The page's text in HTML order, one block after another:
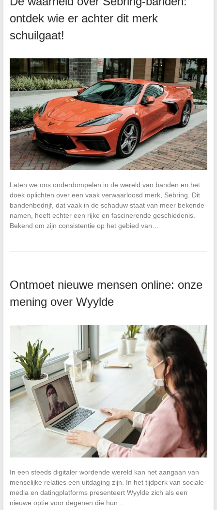
ontdek wie er achter dit merk
schuilgaat!
Laten we ons onderdompelen in de wereld van banden en het
doek oplichten over een vaak verwaarloosd merk, Sebring. Dit
bandenbedrijf, dat vaak in de schaduw staat van meer bekende
namen, heeft echter een rijke en fascinerende geschiedenis.
Bekend om zijn consistentie op het gebied van…
Ontmoet nieuwe mensen online: onze
mening over Wyylde
In een steeds digitaler wordende wereld kan het aangaan van
menselijke relaties een uitdaging zijn. In het tijdperk van sociale
media en datingplatforms presenteert Wyylde zich als een
nieuwe optie voor degenen die hun…